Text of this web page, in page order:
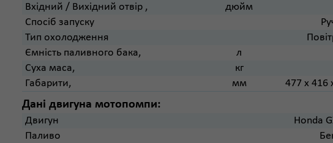
Вхідний / Вихідний отвір ,
дюйм
Спосіб запуску
Тип охолодження
Ємність паливного бака,
л
Суха маса,
кг
Габарити,
мм 477 х 416
Дані двигуна мотопомпи:
Двигун
Honda
Паливо